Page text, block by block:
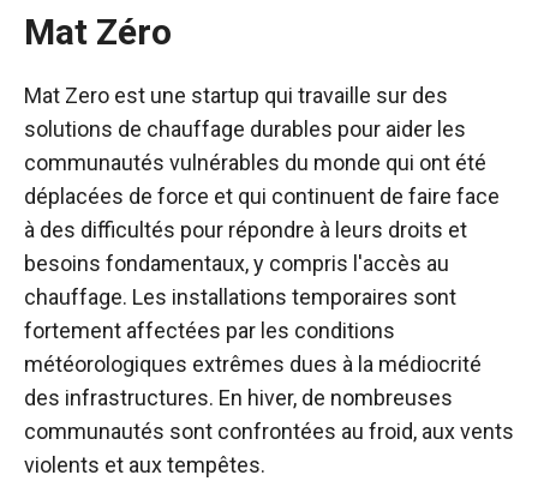
Mat Zéro
Mat Zero est une startup qui travaille sur des
solutions de chauffage durables pour aider les
communautés vulnérables du monde qui ont été
déplacées de force et qui continuent de faire face
à des difficultés pour répondre à leurs droits et
besoins fondamentaux, y compris l'accès au
chauffage. Les installations temporaires sont
fortement affectées par les conditions
météorologiques extrêmes dues à la médiocrité
des infrastructures. En hiver, de nombreuses
communautés sont confrontées au froid, aux vents
violents et aux tempêtes.